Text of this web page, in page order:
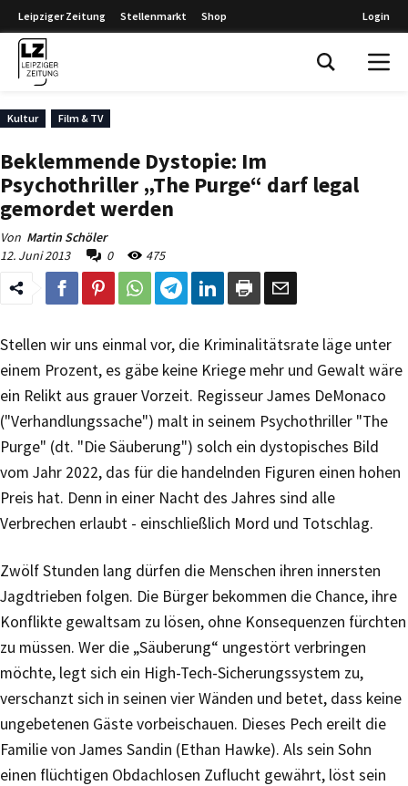
Leipziger Zeitung Stellenmarkt Shop Login
Kultur Film & TV
Beklemmende Dystopie: Im
Psychothriller „The Purge“ darf legal
gemordet werden
Von Martin Schöler
12. Juni 2013
0 475
Stellen wir uns einmal vor, die Kriminalitätsrate läge unter
einem Prozent, es gäbe keine Kriege mehr und Gewalt wäre
ein Relikt aus grauer Vorzeit. Regisseur James DeMonaco
("Verhandlungssache") malt in seinem Psychothriller "The
Purge" (dt. "Die Säuberung") solch ein dystopisches Bild
vom Jahr 2022, das für die handelnden Figuren einen hohen
Preis hat. Denn in einer Nacht des Jahres sind alle
Verbrechen erlaubt - einschließlich Mord und Totschlag.
Zwölf Stunden lang dürfen die Menschen ihren innersten
Jagdtrieben folgen. Die Bürger bekommen die Chance, ihre
Konflikte gewaltsam zu lösen, ohne Konsequenzen fürchten
zu müssen. Wer die „Säuberung“ ungestört verbringen
möchte, legt sich ein High-Tech-Sicherungssystem zu,
verschanzt sich in seinen vier Wänden und betet, dass keine
ungebetenen Gäste vorbeischauen. Dieses Pech ereilt die
Familie von James Sandin (Ethan Hawke). Als sein Sohn
einen flüchtigen Obdachlosen Zuflucht gewährt, löst sein